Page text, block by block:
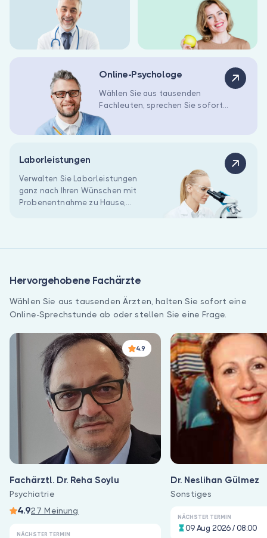
sofort online
oder stellen Sie
Online-Psychologe
Wählen Sie aus tausenden
Fachleuten, sprechen Sie sofort
online oder stellen Sie eine Frage.
Laborleistungen
Verwalten Sie Laborleistungen
ganz nach Ihren Wünschen mit
Probenentnahme zu Hause,
Hervorgehobene Fachärzte
Wählen Sie aus tausenden Ärzten, halten Sie sofort eine
Online-Sprechstunde ab oder stellen Sie eine Frage.
4.9
Fachärztl. Dr. Reha Soylu
Psychiatrie
4.927 Meinung
NÄCHSTER TERMIN
Dr. Neslihan Gülmez
Sonstiges
NÄCHSTER TERMIN
09 Aug 2026 / 08:00